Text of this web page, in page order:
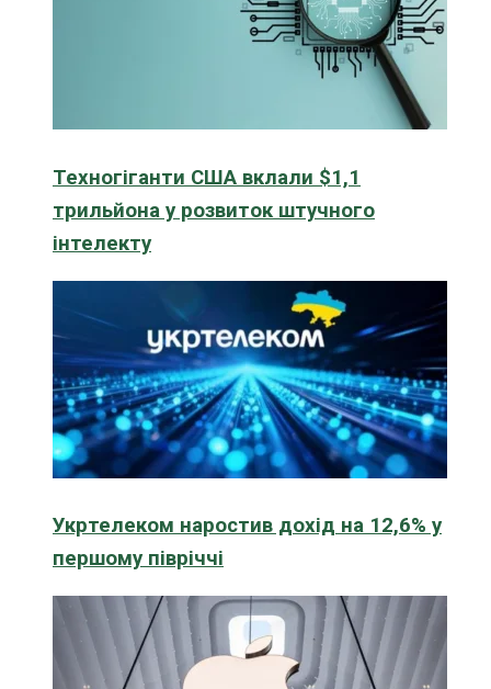
Техногіганти США вклали $1,1
трильйона у розвиток штучного
інтелекту
Укртелеком наростив дохід на 12,6% у
першому півріччі